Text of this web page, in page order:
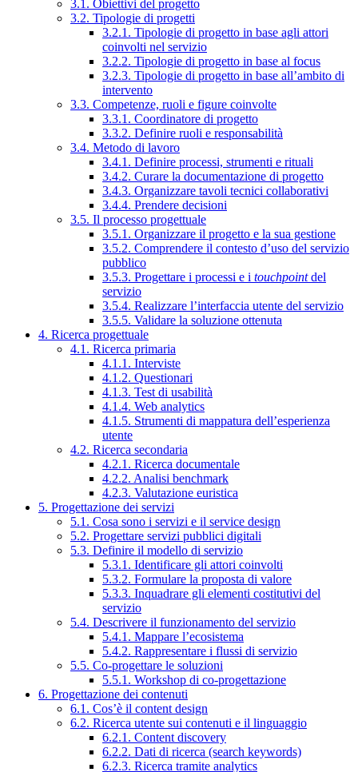
3.1. Obiettivi del progetto
3.2. Tipologie di progetti
3.2.1. Tipologie di progetto in base agli attori
coinvolti nel servizio
3.2.2. Tipologie di progetto in base al focus
3.2.3. Tipologie di progetto in base all’ambito di
intervento
3.3. Competenze, ruoli e figure coinvolte
3.3.1. Coordinatore di progetto
3.3.2. Definire ruoli e responsabilità
3.4. Metodo di lavoro
3.4.1. Definire processi, strumenti e rituali
3.4.2. Curare la documentazione di progetto
3.4.3. Organizzare tavoli tecnici collaborativi
3.4.4. Prendere decisioni
3.5. Il processo progettuale
3.5.1. Organizzare il progetto e la sua gestione
3.5.2. Comprendere il contesto d’uso del servizio
pubblico
3.5.3. Progettare i processi e i touchpointdel
servizio
3.5.4. Realizzare l’interfaccia utente del servizio
3.5.5. Validare la soluzione ottenuta
4. Ricerca progettuale
4.1. Ricerca primaria
4.1.1. Interviste
4.1.2. Questionari
4.1.3. Test di usabilità
4.1.4. Web analytics
4.1.5. Strumenti di mappatura dell’esperienza
utente
4.2. Ricerca secondaria
4.2.1. Ricerca documentale
4.2.2. Analisi benchmark
4.2.3. Valutazione euristica
5. Progettazione dei servizi
5.1. Cosa sono i servizi e il service design
5.2. Progettare servizi pubblici digitali
5.3. Definire il modello di servizio
5.3.1. Identificare gli attori coinvolti
5.3.2. Formulare la proposta di valore
5.3.3. Inquadrare gli elementi costitutivi del
servizio
5.4. Descrivere il funzionamento del servizio
5.4.1. Mappare l’ecosistema
5.4.2. Rappresentare i flussi di servizio
5.5. Co-progettare le soluzioni
5.5.1. Workshop di co-progettazione
6. Progettazione dei contenuti
6.1. Cos’è il content design
6.2. Ricerca utente sui contenuti e il linguaggio
6.2.1. Content discovery
6.2.2. Dati di ricerca (search keywords)
6.2.3. Ricerca tramite analytics